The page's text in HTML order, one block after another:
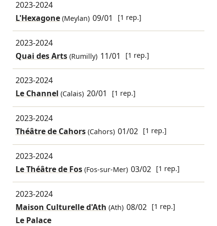
2023-2024
L'Hexagone(Meylan) 09/01 [1 rep.]
2023-2024
Quai des Arts(Rumilly) 11/01 [1 rep.]
2023-2024
Le Channel (Calais) 20/01 [1 rep.]
2023-2024
Théâtre de Cahors(Cahors) 01/02 [1 rep.]
2023-2024
Le Théâtre de Fos(Fos-sur-Mer) 03/02 [1 rep.]
2023-2024
Maison Culturelle d'Ath (Ath) 08/02 [1 rep.]
Le Palace